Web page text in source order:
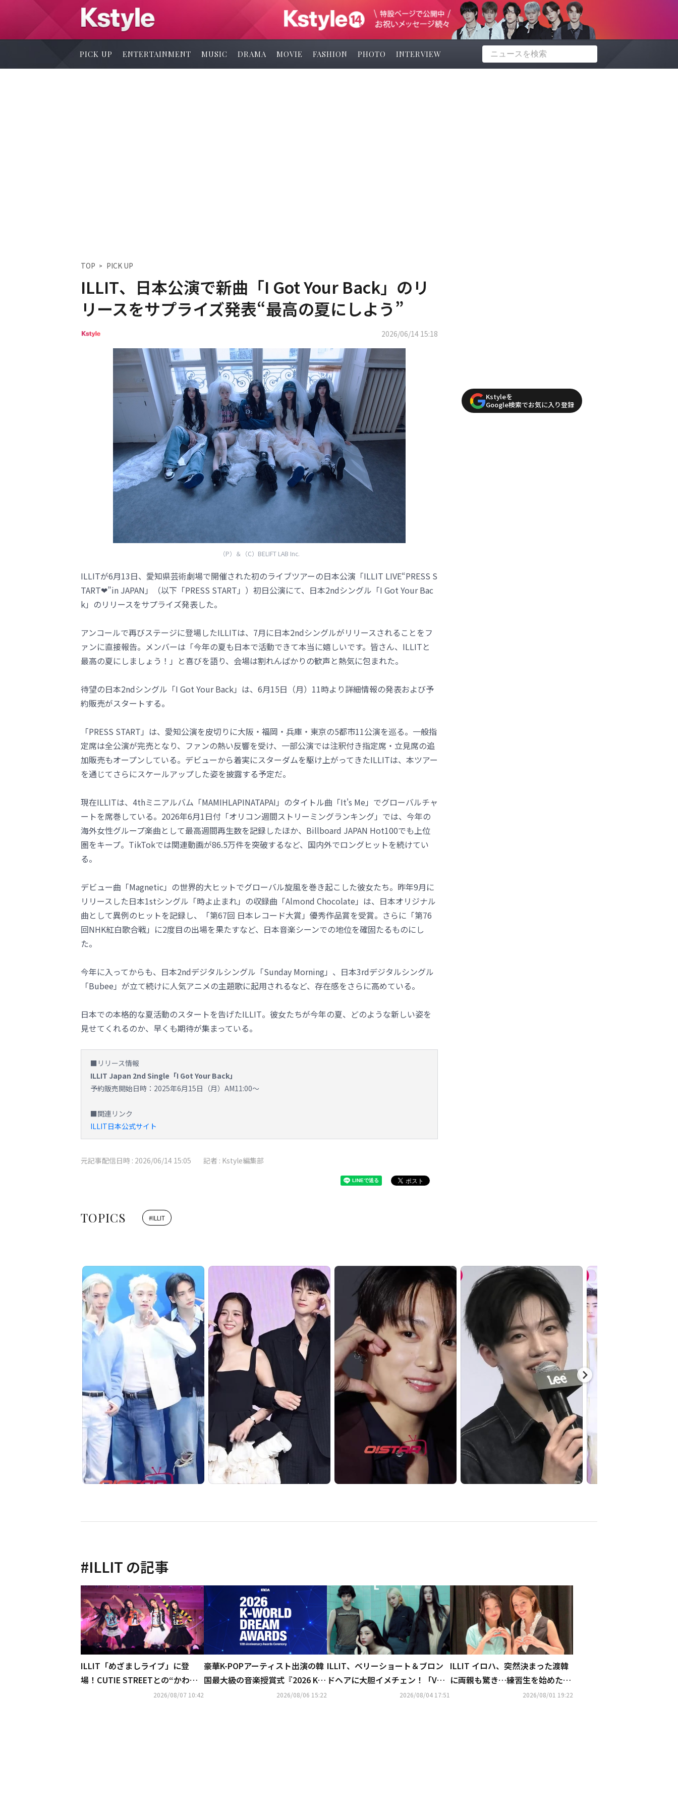
PICK UP ENTERTAINMENT MUSIC DRAMA MOVIE FASHION PHOTO INTERVIEW
TOP PICK UP
ILLIT、日本公演で新曲「I Got Your Back」のリ
リースをサプライズ発表“最高の夏にしよう”
2026/06/14 15:18
（P）＆（C）BELIFT LAB Inc.
ILLITが6月13日、愛知県芸術劇場で開催された初のライブツアーの日本公演「ILLIT LIVE“PRESS S
TART❤”in JAPAN」（以下「PRESS START」）初日公演にて、日本2ndシングル「I Got Your Bac
k」のリリースをサプライズ発表した。
アンコールで再びステージに登場したILLITは、7月に日本2ndシングルがリリースされることをフ
ァンに直接報告。メンバーは「今年の夏も日本で活動できて本当に嬉しいです。皆さん、ILLITと
最高の夏にしましょう！」と喜びを語り、会場は割れんばかりの歓声と熱気に包まれた。
待望の日本2ndシングル「I Got Your Back」は、6月15日（月）11時より詳細情報の発表および予
約販売がスタートする。
「PRESS START」は、愛知公演を皮切りに大阪・福岡・兵庫・東京の5都市11公演を巡る。一般指
定席は全公演が完売となり、ファンの熱い反響を受け、一部公演では注釈付き指定席・立見席の追
加販売もオープンしている。デビューから着実にスターダムを駆け上がってきたILLITは、本ツアー
を通じてさらにスケールアップした姿を披露する予定だ。
現在ILLITは、4thミニアルバム「MAMIHLAPINATAPAI」のタイトル曲「It's Me」でグローバルチャ
ートを席巻している。2026年6月1日付「オリコン週間ストリーミングランキング」では、今年の
海外女性グループ楽曲として最高週間再生数を記録したほか、Billboard JAPAN Hot100でも上位
圏をキープ。TikTokでは関連動画が86.5万件を突破するなど、国内外でロングヒットを続けてい
る。
デビュー曲「Magnetic」の世界的大ヒットでグローバル旋風を巻き起こした彼女たち。昨年9月に
リリースした日本1stシングル「時よ止まれ」の収録曲「Almond Chocolate」は、日本オリジナル
曲として異例のヒットを記録し、「第67回 日本レコード大賞」優秀作品賞を受賞。さらに「第76
回NHK紅白歌合戦」に2度目の出場を果たすなど、日本音楽シーンでの地位を確固たるものにし
た。
今年に入ってからも、日本2ndデジタルシングル「Sunday Morning」、日本3rdデジタルシングル
「Bubee」が立て続けに人気アニメの主題歌に起用されるなど、存在感をさらに高めている。
日本での本格的な夏活動のスタートを告げたILLIT。彼女たちが今年の夏、どのような新しい姿を
見せてくれるのか、早くも期待が集まっている。
■リリース情報
ILLIT Japan 2nd Single「I Got Your Back」
予約販売開始日時：2025年6月15日（月）AM11:00～
■関連リンク
ILLIT日本公式サイト
元記事配信日時 : 2026/06/14 15:05 記者 : Kstyle編集部
TOPICS #ILLIT
Kstyleを
Google検索でお気に入り登録
#ILLIT の記事
ILLIT「めざましライブ」に登
場！CUTIE STREETとの“かわい
い”コラボ＆最新曲のステージま
2026/08/07 10:42
豪華K-POPアーティスト出演の韓
国最大級の音楽授賞式『2026 K-
WORLD DREAM AWARDS』8月27
2026/08/06 15:22
ILLIT、ベリーショート＆ブロン
ドヘアに大胆イメチェン！「VOG
UE KOREA」デジタル表紙で唯一
2026/08/04 17:51
ILLIT イロハ、突然決まった渡韓
に両親も驚き…練習生を始めた頃
のエピソードを明かす「ホームシ
2026/08/01 19:22